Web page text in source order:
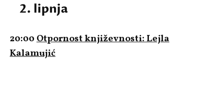
2. lipnja
20:00Otpornost književnosti: Lejla
Kalamujić